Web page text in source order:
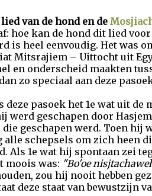
van de hond en de
hoe kan de hond dit lied
is heel eenvoudig. Het was
Mitsrajiem – Uittocht uit
en onderscheid maakten
zo speciaal aan deze
deze pasoek het 1e wat uit de
werd geschapen door
geschapen werd. Toen hij
alle schepsels om zich heen
Als 1e wat hij spontaan zei
moois was: "Bo'oe
zou hij nooit hebben
deze staat van bewustzijn